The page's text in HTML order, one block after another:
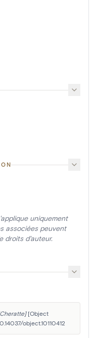
uniquement
associées peuvent
droits d'auteur.
[Object
object.10110412